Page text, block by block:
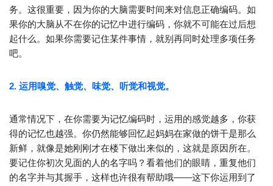
务。这很重要，因为你的大脑需要时间来对信息正确编码。如
果你的大脑从不在你的记忆中进行编码，你就不可能在过后想
起什么。如果你需要记住某件事情，就别再同时处理多项任务
吧。
2. 运用嗅觉、触觉、味觉、听觉和视觉。
通常情况下，在你需要为记忆编码时，运用的感觉越多，你获
得的记忆也越强。你仍然能够回忆起妈妈在家做的饼干是那么
新鲜，就像是她刚刚才在楼下做出来似的，这就是原因所在。
要记住你初次见面的人的名字吗？看着他们的眼睛，重复他们
的名字并与其握手，这样也许很有帮助哦——这下你运用到了